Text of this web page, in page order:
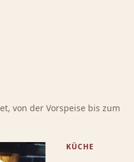
von der Vorspeise bis zum
KÜCHE